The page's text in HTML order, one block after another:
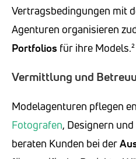
Vertragsbedingungen mit
Agenturen organisieren
Portfolios für ihre Models.²
Vermittlung und
Modelagenturen pflegen
Fotografen, Designern und
beraten Kunden bei der